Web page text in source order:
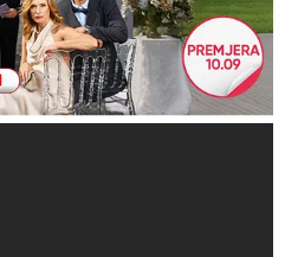
Vartojamas necenzūrinis
žodynas